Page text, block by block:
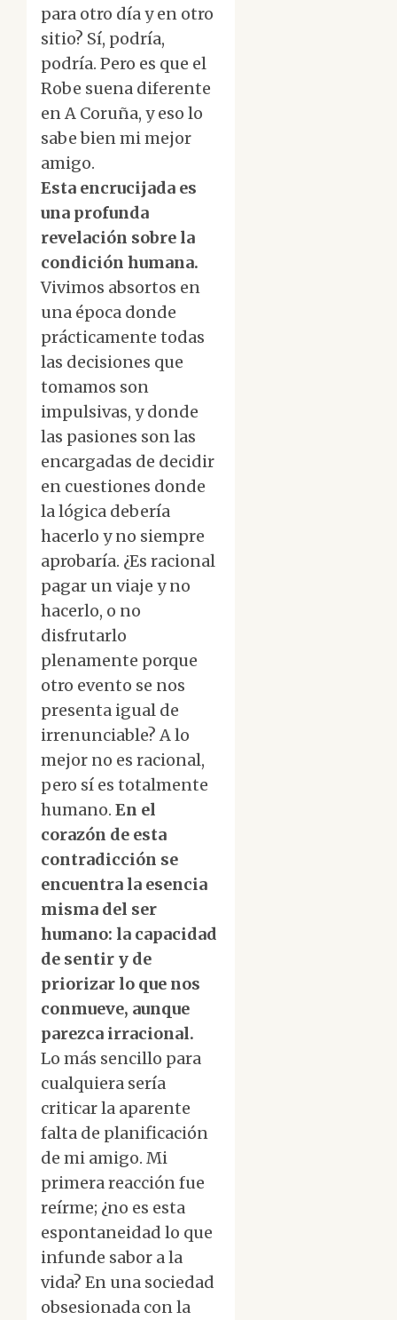
para otro día y en otro
sitio? Sí, podría,
podría. Pero es que el
Robe suena diferente
en A Coruña, y eso lo
sabe bien mi mejor
amigo.
Esta encrucijada es
una profunda
revelación sobre la
condición humana.
Vivimos absortos en
una época donde
prácticamente todas
las decisiones que
tomamos son
impulsivas, y donde
las pasiones son las
encargadas de decidir
en cuestiones donde
la lógica debería
hacerlo y no siempre
aprobaría. ¿Es racional
pagar un viaje y no
hacerlo, o no
disfrutarlo
plenamente porque
otro evento se nos
presenta igual de
irrenunciable? A lo
mejor no es racional,
pero sí es totalmente
humano. En el
corazón de esta
contradicción se
encuentra la esencia
misma del ser
humano: la capacidad
de sentir y de
priorizar lo que nos
conmueve, aunque
parezca irracional.
Lo más sencillo para
cualquiera sería
criticar la aparente
falta de planificación
de mi amigo. Mi
primera reacción fue
reírme; ¿no es esta
espontaneidad lo que
infunde sabor a la
vida? En una sociedad
obsesionada con la